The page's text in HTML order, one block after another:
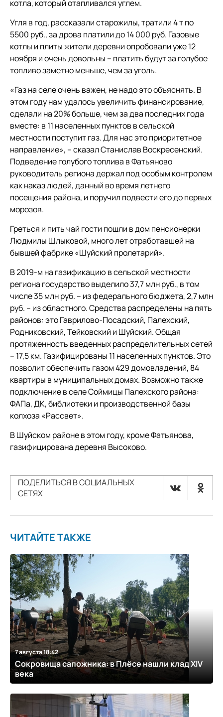
котла, который отапливался углем.
Угля в год, рассказали старожилы, тратили 4 т по
5500 руб., за дрова платили до 14 000 руб. Газовые
котлы и плиты жители деревни опробовали уже 12
ноября и очень довольны – платить будут за голубое
топливо заметно меньше, чем за уголь.
«Газ на селе очень важен, не надо это объяснять. В
этом году нам удалось увеличить финансирование,
сделали на 20% больше, чем за два последних года
вместе: в 11 населенных пунктов в сельской
местности поступит газ. Для нас это приоритетное
направление», – сказал Станислав Воскресенский.
Подведение голубого топлива в Фатьяново
руководитель региона держал под особым контролем
как наказ людей, данный во время летнего
посещения района, и поручил подвести его до первых
морозов.
Греться и пить чай гости пошли в дом пенсионерки
Людмилы Шлыковой, много лет отработавшей на
бывшей фабрике «Шуйский пролетарий».
В 2019-м на газификацию в сельской местности
региона государство выделило 37,7 млн руб., в том
числе 35 млн руб. – из федерального бюджета, 2,7 млн
руб. – из областного. Средства распределены на пять
районов: это Гаврилово-Посадский, Палехский,
Родниковский, Тейковский и Шуйский. Общая
протяженность введенных распределительных сетей
– 17,5 км. Газифицированы 11 населенных пунктов. Это
позволит обеспечить газом 429 домовладений, 84
квартиры в муниципальных домах. Возможно также
подключение в селе Соймицы Палехского района:
ФАПа, ДК, библиотеки и производственной базы
колхоза «Рассвет».
В Шуйском районе в этом году, кроме Фатьянова,
газифицирована деревня Высоково.
ПОДЕЛИТЬСЯ В СОЦИАЛЬНЫХ
СЕТЯХ
ЧИТАЙТЕ ТАКЖЕ
7 августа 18:42
Сокровища сапожника: в Плёсе нашли клад XIV
века